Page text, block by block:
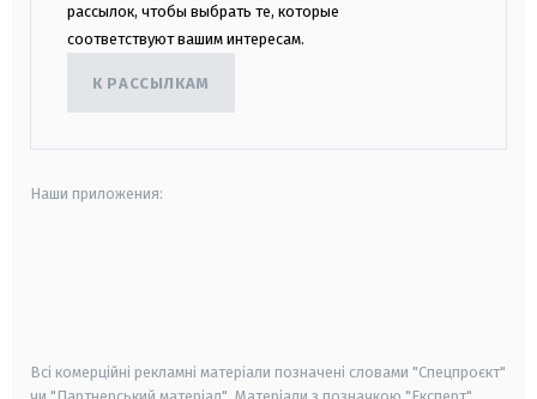
рассылок, чтобы выбрать те, которые
соответствуют вашим интересам.
К РАССЫЛКАМ
Наши приложения:
Всі комерційні рекламні матеріали позначені словами "Спецпроєкт"